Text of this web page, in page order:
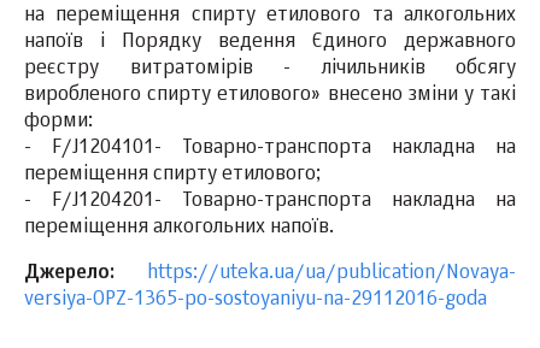
на переміщення спирту етилового та алкогольних
напоїв і Порядку ведення Єдиного державного
реєстру витратомірів - лічильників обсягу
виробленого спирту етилового» внесено зміни у такі
форми:
- F/J1204101- Товарно-транспорта накладна на
переміщення спирту етилового;
- F/J1204201- Товарно-транспорта накладна на
переміщення алкогольних напоїв.
Джерело:
https://uteka.ua/ua/publication/Novaya-
versiya-OPZ-1365-po-sostoyaniyu-na-29112016-goda